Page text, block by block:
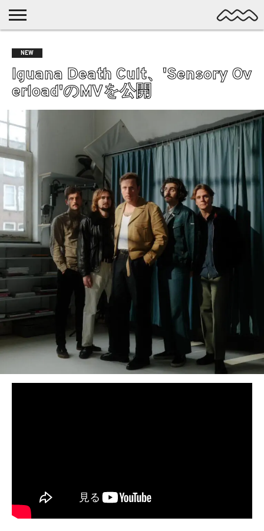
MUSIC
LATEST
POSTS
SPOTLIGHT
NYP
/ DL
DISCOVERY
ALTERNATIVE
ELECTRONIC
LO-
FI
GARAGE
EXPERIMENTAL
SYNTHPOP
PUNK
SHOEGAZE
SOUL
BEDROOM
R&B
NEW
Iguana Death Cult、'Sensory Ov
erload'のMVを公開